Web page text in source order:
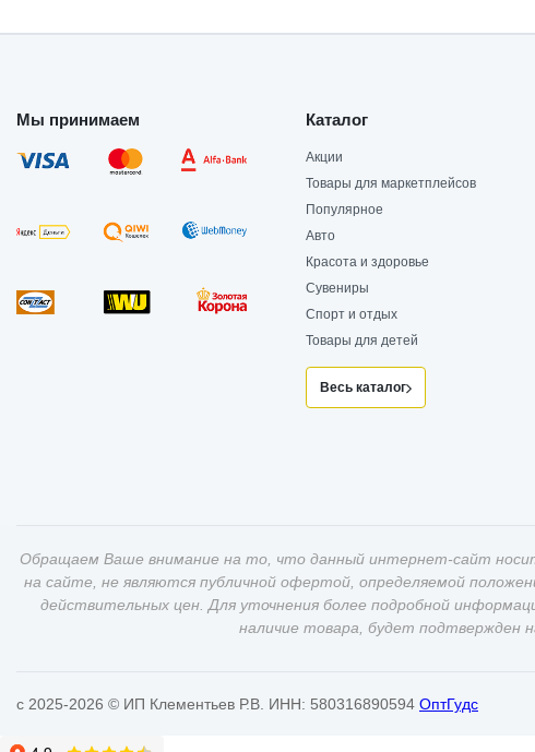
Мы принимаем Каталог
Акции
Товары для маркетплейсов
Популярное
Авто
Красота и здоровье
Сувениры
Спорт и отдых
Товары для детей
Весь каталог
Обращаем Ваше внимание на то, что данный интернет-сайт
на сайте, не являются публичной офертой, определяемой
действительных цен. Для уточнения более подробной
наличие товара, будет подтвержден
c 2025-2026 © ИП Клементьев Р.В. ИНН: 580316890594 ОптГудс